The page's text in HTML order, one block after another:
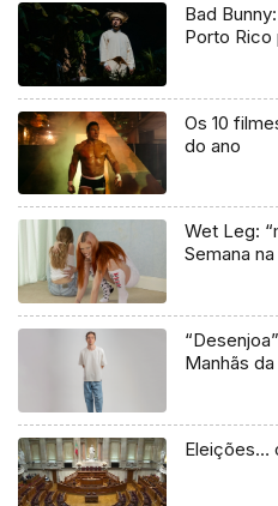
Bad
Porto Rico
Os 10
do ano
Wet Leg:
Semana
Manhãs
Eleições…